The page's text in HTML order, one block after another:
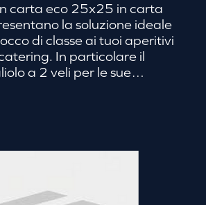
carta eco 25x25 in carta
la soluzione ideale
di classe ai tuoi aperitivi
In particolare il
a 2 veli per le sue